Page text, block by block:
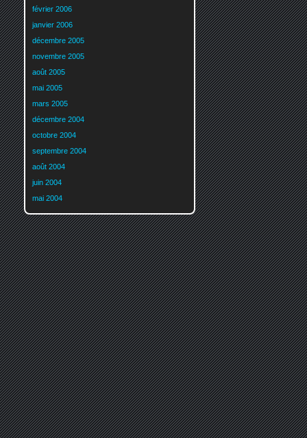
février 2006
janvier 2006
décembre 2005
novembre 2005
août 2005
mai 2005
mars 2005
décembre 2004
octobre 2004
septembre 2004
août 2004
juin 2004
mai 2004